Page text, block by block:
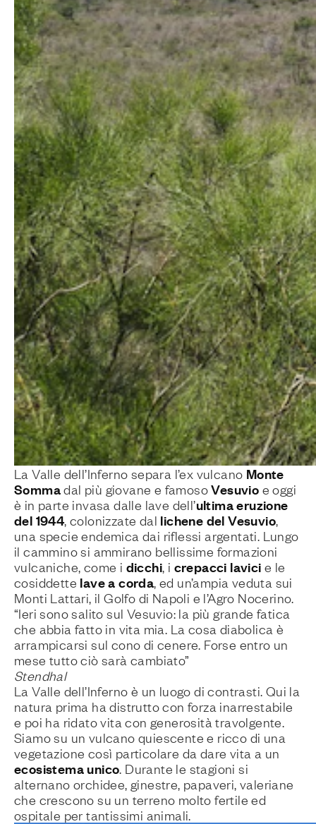
La Valle dell’Inferno separa l’ex vulcano Monte
Sommadal più giovane e famosoVesuvio e oggi
è in parte invasa dalle lave dell’ultima eruzione
del 1944, colonizzate dal lichene del Vesuvio,
una specie endemica dai riflessi argentati. Lungo
il cammino si ammirano bellissime formazioni
vulcaniche, come i dicchi, i crepacci lavici e le
cosiddette lave a corda, ed un’ampia veduta sui
Monti Lattari, il Golfo di Napoli e l’Agro Nocerino.
“Ieri sono salito sul Vesuvio: la più grande fatica
che abbia fatto in vita mia. La cosa diabolica è
arrampicarsi sul cono di cenere. Forse entro un
mese tutto ciò sarà cambiato”
Stendhal
La Valle dell’Inferno è un luogo di contrasti. Qui la
natura prima ha distrutto con forza inarrestabile
e poi ha ridato vita con generosità travolgente.
Siamo su un vulcano quiescente e ricco di una
vegetazione così particolare da dare vita a un
ecosistema unico. Durante le stagioni si
alternano orchidee, ginestre, papaveri, valeriane
che crescono su un terreno molto fertile ed
ospitale per tantissimi animali.